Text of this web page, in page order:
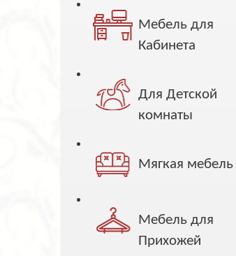
Мебель для
Кабинета
Для Детской
комнаты
Мягкая мебель
Мебель для
Прихожей